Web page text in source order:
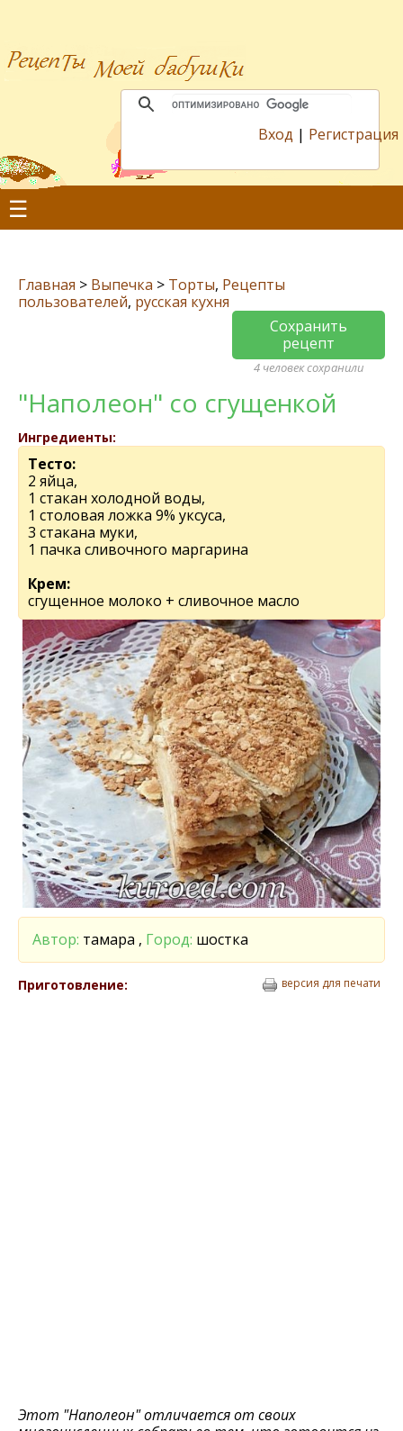
Вход | Регистрация
☰
Главная > Выпечка > Торты, Рецепты
пользователей, русская кухня
Сохранить
рецепт
4 человек сохранили
"Наполеон" со сгущенкой
Ингредиенты:
Тесто:
2 яйца,
1 стакан холодной воды,
1 столовая ложка 9% уксуса,
3 стакана муки,
1 пачка сливочного маргарина
Крем:
сгущенное молоко + сливочное масло
Автор: тамара , Город: шостка
Приготовление: версия для печати
Этот "Наполеон" отличается от своих